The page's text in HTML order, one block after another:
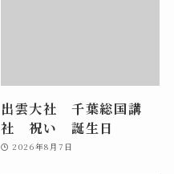
出雲大社 千葉総国講
社 祝い 誕生日
2026年8月7日